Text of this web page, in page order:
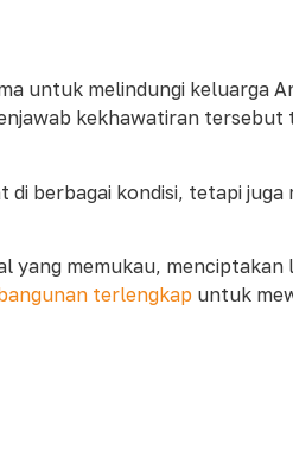
untuk melindungi keluarga
kekhawatiran
berbagai kondisi, tetapi juga
yang memukau, menciptakan
terlengkap untuk